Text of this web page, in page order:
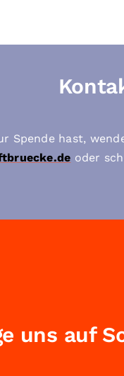
Spende hast,
oder
uns auf